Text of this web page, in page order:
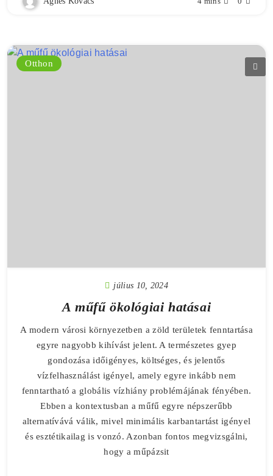
Otthon
július 10, 2024
A műfű ökológiai hatásai
A modern városi környezetben a zöld területek fenntartása
egyre nagyobb kihívást jelent. A természetes gyep
gondozása időigényes, költséges, és jelentős
vízfelhasználást igényel, amely egyre inkább nem
fenntartható a globális vízhiány problémájának fényében.
Ebben a kontextusban a műfű egyre népszerűbb
alternatívává válik, mivel minimális karbantartást igényel
és esztétikailag is vonzó. Azonban fontos megvizsgálni,
hogy a műpázsit